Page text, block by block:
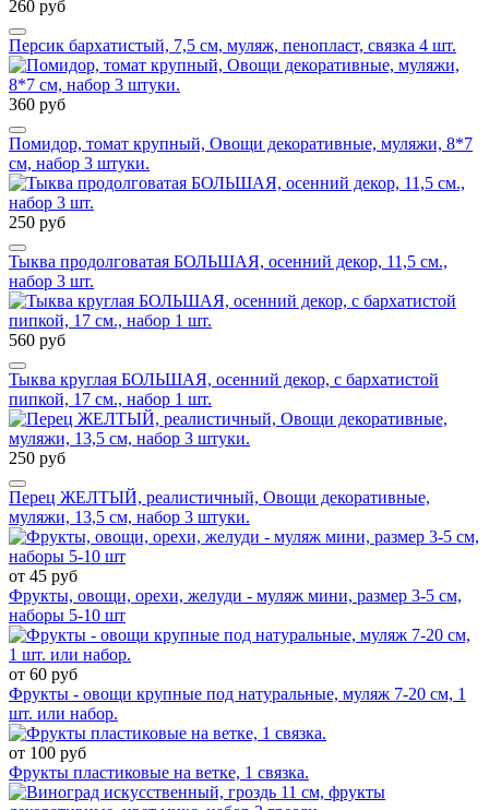
260 руб
Персик бархатистый, 7,5 см, муляж, пенопласт, связка 4 шт.
360 руб
Помидор, томат крупный, Овощи декоративные, муляжи, 8*7
см, набор 3 штуки.
250 руб
Тыква продолговатая БОЛЬШАЯ, осенний декор, 11,5 см.,
набор 3 шт.
560 руб
Тыква круглая БОЛЬШАЯ, осенний декор, с бархатистой
пипкой, 17 см., набор 1 шт.
250 руб
Перец ЖЕЛТЫЙ, реалистичный, Овощи декоративные,
муляжи, 13,5 см, набор 3 штуки.
от 45 руб
Фрукты, овощи, орехи, желуди - муляж мини, размер 3-5 см,
наборы 5-10 шт
от 60 руб
Фрукты - овощи крупные под натуральные, муляж 7-20 см, 1
шт. или набор.
от 100 руб
Фрукты пластиковые на ветке, 1 связка.